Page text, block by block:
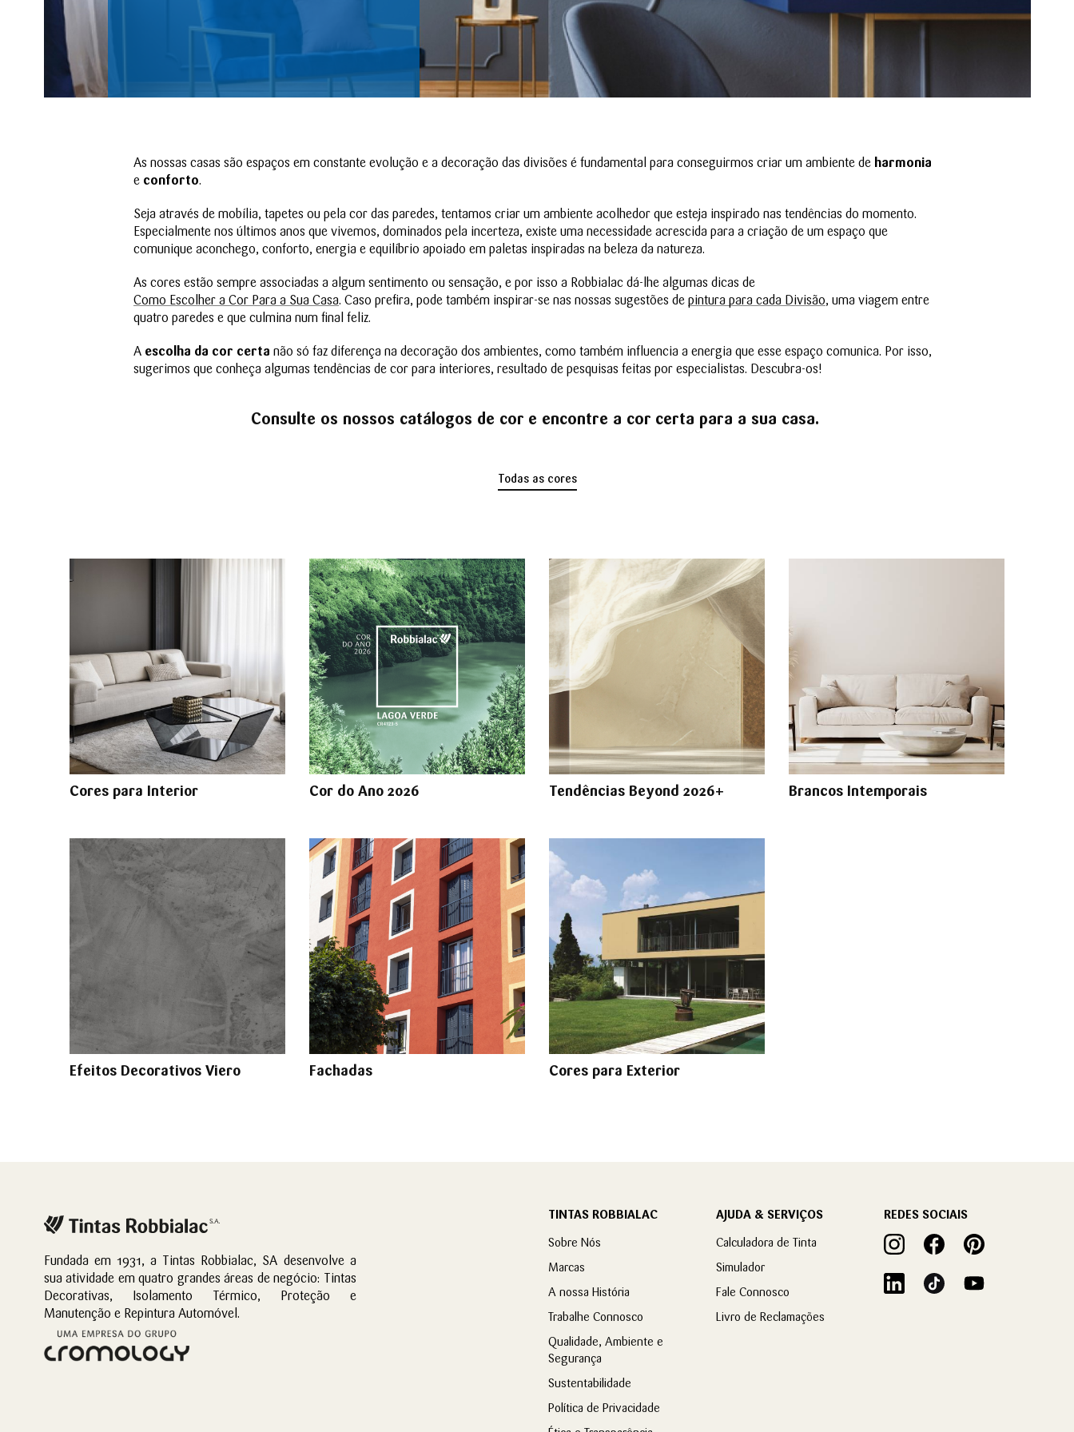
As nossas casas são espaços em constante evolução e a decoração das divisões é fundamental para conseguirmos criar um ambiente de harmonia
e conforto.
Seja através de mobília, tapetes ou pela cor das paredes, tentamos criar um ambiente acolhedor que esteja inspirado nas tendências do momento.
Especialmente nos últimos anos que vivemos, dominados pela incerteza, existe uma necessidade acrescida para a criação de um espaço que
comunique aconchego, conforto, energia e equilíbrio apoiado em paletas inspiradas na beleza da natureza.
As cores estão sempre associadas a algum sentimento ou sensação, e por isso a Robbialac dá-lhe algumas dicas de
Como Escolher a Cor Para a Sua Casa. Caso prefira, pode também inspirar-se nas nossas sugestões de pintura para cada Divisão, uma viagem entre
quatro paredes e que culmina num final feliz.
A escolha da cor certa não só faz diferença na decoração dos ambientes, como também influencia a energia que esse espaço comunica. Por isso,
sugerimos que conheça algumas tendências de cor para interiores, resultado de pesquisas feitas por especialistas. Descubra-os!
Consulte os nossos catálogos de cor e encontre a cor certa para a sua casa.
Todas as cores
Cores para Interior Cor do Ano 2026 Tendências Beyond 2026+ Brancos Intemporais
Efeitos Decorativos Viero Fachadas Cores para Exterior
Fundada em 1931, a Tintas Robbialac, SA desenvolve a
sua atividade em quatro grandes áreas de negócio: Tintas
Decorativas, Isolamento Térmico, Proteção e
Manutenção e Repintura Automóvel.
TINTAS ROBBIALAC
Sobre Nós
Marcas
A nossa História
Trabalhe Connosco
Qualidade, Ambiente e
Segurança
Sustentabilidade
Política de Privacidade
AJUDA & SERVIÇOS
Calculadora de Tinta
Simulador
Fale Connosco
Livro de Reclamações
REDES SOCIAIS